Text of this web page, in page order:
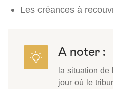
Les créances à
A noter :
la situation de
jour où le